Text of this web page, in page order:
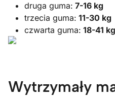
druga guma: 7-16 kg
trzecia guma: 11-30 kg
czwarta guma: 18-41 kg
Wytrzymały